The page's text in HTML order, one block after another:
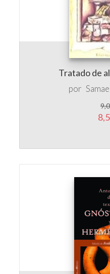
Tratado de
por